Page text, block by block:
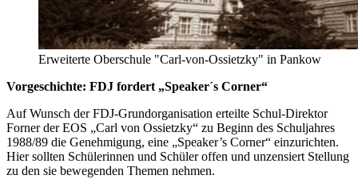
Erweiterte Oberschule "Carl-von-Ossietzky" in Pankow
Vorgeschichte: FDJ fordert „Speaker´s Corner“
Auf Wunsch der FDJ-Grundorganisation erteilte Schul-Direktor
Forner der EOS „Carl von Ossietzky“ zu Beginn des Schuljahres
1988/89 die Genehmigung, eine „Speaker’s Corner“ einzurichten.
Hier sollten Schülerinnen und Schüler offen und unzensiert Stellung
zu den sie bewegenden Themen nehmen.